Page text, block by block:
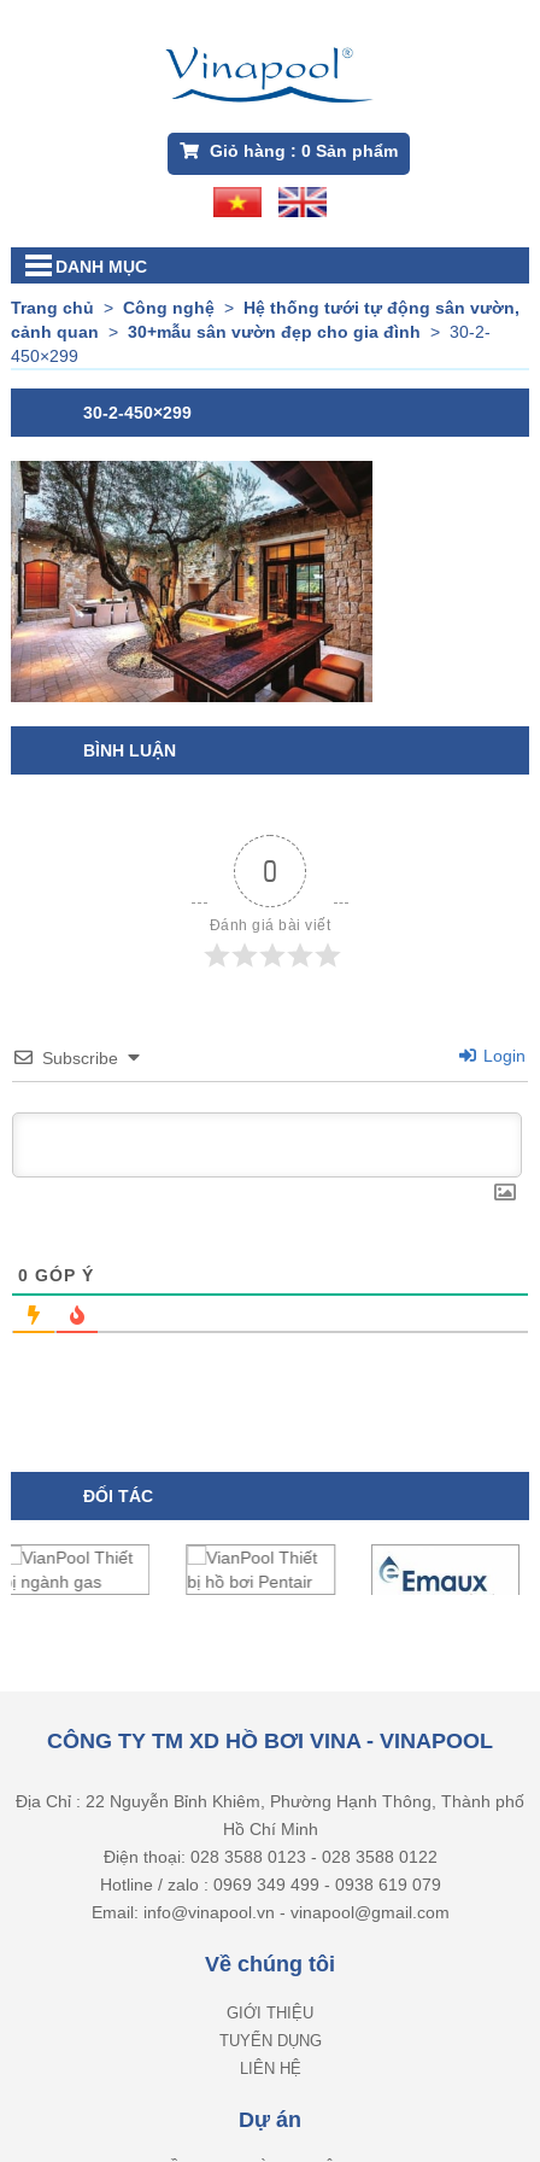
Giỏ hàng : 0Sản phẩm
DANH MỤC
Trang chủ > Công nghệ> Hệ thống tưới tự động sân vườn,
cảnh quan > 30+mẫu sân vườn đẹp cho gia đình > 30-2-
450×299
30-2-450×299
BÌNH LUẬN
0
Đánh giá bài viết
Subscribe Login
0 GÓP Ý
ĐỐI TÁC
CÔNG TY TM XD HỒ BƠI VINA - VINAPOOL
Địa Chỉ : 22 Nguyễn Bỉnh Khiêm, Phường Hạnh Thông, Thành phố
Hồ Chí Minh
Điện thoại: 028 3588 0123 - 028 3588 0122
Hotline / zalo : 0969 349 499 - 0938 619 079
Email: info@vinapool.vn - vinapool@gmail.com
Về chúng tôi
GIỚI THIỆU
TUYỂN DỤNG
LIÊN HỆ
Dự án